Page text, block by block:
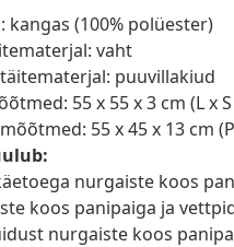
kangas (100% polüester)
vaht
puuvillakiud
55 x 55 x 3 cm (L x
55 x 45 x 13 cm
nurgaiste koos
koos panipaiga ja
nurgaiste koos